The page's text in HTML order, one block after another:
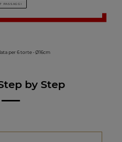
7 PASSAGGI
per 6 torte - Ø16cm
by Step